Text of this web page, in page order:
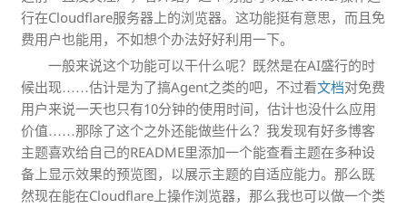
行在Cloudflare服务器上的浏览器。这功能挺有意思，而且免
费用户也能用，不如想个办法好好利用一下。
一般来说这个功能可以干什么呢？既然是在AI盛行的时
候出现……估计是为了搞Agent之类的吧，不过看文档对免费
用户来说一天也只有10分钟的使用时间，估计也没什么应用
价值……那除了这个之外还能做些什么？我发现有好多博客
主题喜欢给自己的README里添加一个能查看主题在多种设
备上显示效果的预览图，以展示主题的自适应能力。那么既
然现在能在Cloudflare上操作浏览器，那么我也可以做一个类